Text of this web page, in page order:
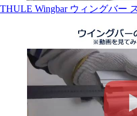
THULE Wingbar ウィングバー